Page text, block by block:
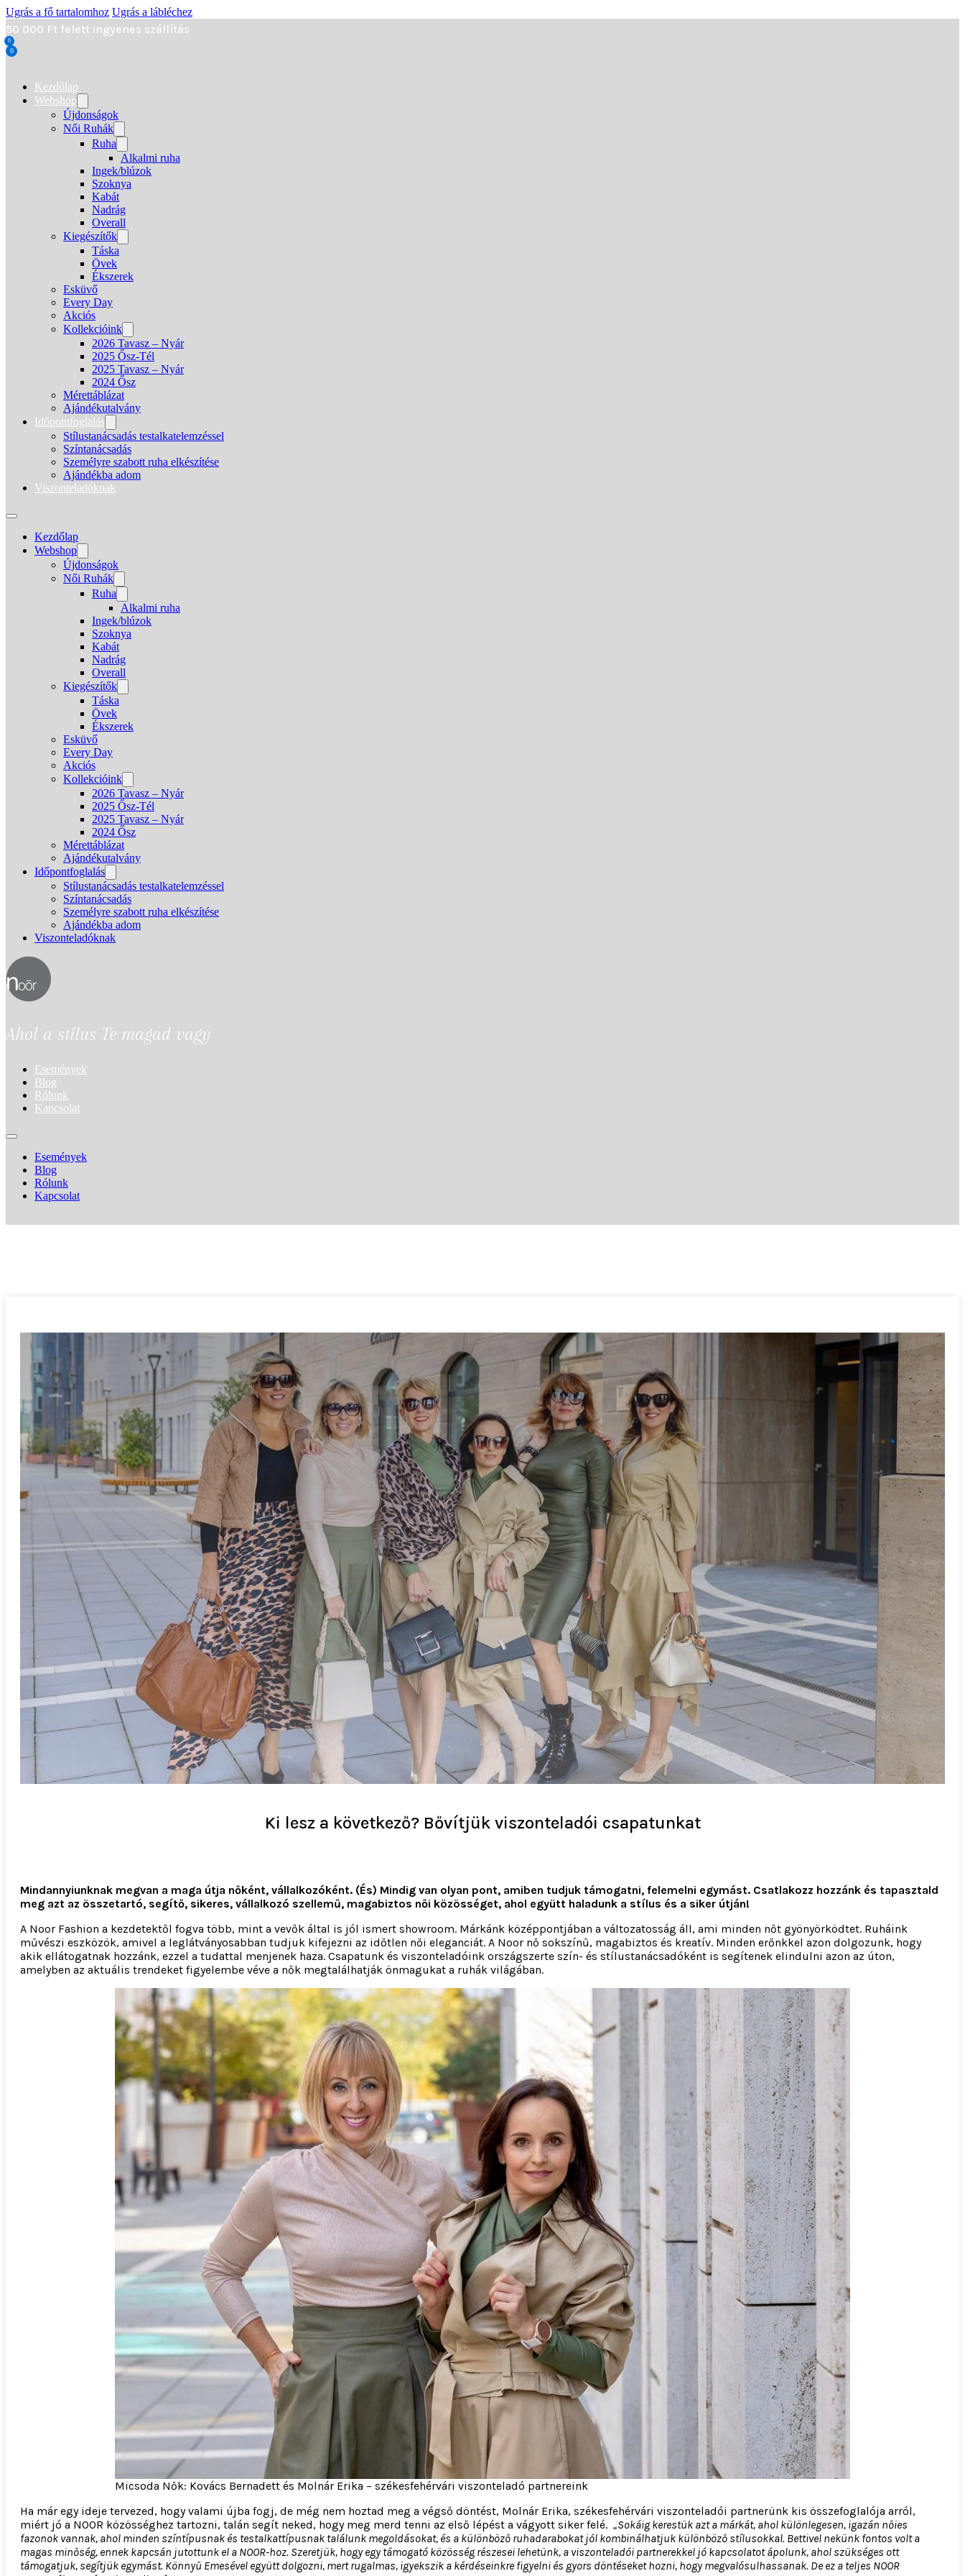
Ugrás a fő tartalomhoz Ugrás a lábléchez
50 000 Ft felett ingyenes szállítás
0
0
Kezdőlap
Webshop
Újdonságok
Női Ruhák
Ruha
Alkalmi ruha
Ingek/blúzok
Szoknya
Kabát
Nadrág
Overall
Kiegészítők
Táska
Övek
Ékszerek
Esküvő
Every Day
Akciós
Kollekcióink
2026 Tavasz – Nyár
2025 Ősz-Tél
2025 Tavasz – Nyár
2024 Ősz
Mérettáblázat
Ajándékutalvány
Időpontfoglalás
Stílustanácsadás testalkatelemzéssel
Színtanácsadás
Személyre szabott ruha elkészítése
Ajándékba adom
Viszonteladóknak
Kezdőlap
Webshop
Újdonságok
Női Ruhák
Ruha
Alkalmi ruha
Ingek/blúzok
Szoknya
Kabát
Nadrág
Overall
Kiegészítők
Táska
Övek
Ékszerek
Esküvő
Every Day
Akciós
Kollekcióink
2026 Tavasz – Nyár
2025 Ősz-Tél
2025 Tavasz – Nyár
2024 Ősz
Mérettáblázat
Ajándékutalvány
Időpontfoglalás
Stílustanácsadás testalkatelemzéssel
Színtanácsadás
Személyre szabott ruha elkészítése
Ajándékba adom
Viszonteladóknak
Ahol a stílus Te magad vagy
Események
Blog
Rólunk
Kapcsolat
Események
Blog
Rólunk
Kapcsolat
Ki lesz a következő? Bővítjük viszonteladói csapatunkat
Mindannyiunknak megvan a maga útja nőként, vállalkozóként. (És) Mindig van olyan pont, amiben tudjuk támogatni, felemelni egymást. Csatlakozz hozzánk és tapasztald
meg azt az összetartó, segítő, sikeres, vállalkozó szellemű, magabiztos női közösséget, ahol együtt haladunk a stílus és a siker útján!
A Noor Fashion a kezdetektől fogva több, mint a vevők által is jól ismert showroom. Márkánk középpontjában a változatosság áll, ami minden nőt gyönyörködtet. Ruháink
művészi eszközök, amivel a leglátványosabban tudjuk kifejezni az időtlen női eleganciát. A Noor nő sokszínű, magabiztos és kreatív. Minden erőnkkel azon dolgozunk, hogy
akik ellátogatnak hozzánk, ezzel a tudattal menjenek haza. Csapatunk és viszonteladóink országszerte szín- és stílustanácsadóként is segítenek elindulni azon az úton,
amelyben az aktuális trendeket figyelembe véve a nők megtalálhatják önmagukat a ruhák világában.
Micsoda Nők: Kovács Bernadett és Molnár Erika – székesfehérvári viszonteladó partnereink
Ha már egy ideje tervezed, hogy valami újba fogj, de még nem hoztad meg a végső döntést, Molnár Erika, székesfehérvári viszonteladói partnerünk kis összefoglalója arról,
miért jó a NOOR közösséghez tartozni, talán segít neked, hogy meg merd tenni az első lépést a vágyott siker felé. „Sokáig kerestük azt a márkát, ahol különlegesen, igazán nőies
fazonok vannak, ahol minden színtípusnak és testalkattípusnak találunk megoldásokat, és a különböző ruhadarabokat jól kombinálhatjuk különböző stílusokkal. Bettivel nekünk fontos volt a
magas minőség, ennek kapcsán jutottunk el a NOOR-hoz. Szeretjük, hogy egy támogató közösség részesei lehetünk, a viszonteladói partnerekkel jó kapcsolatot ápolunk, ahol szükséges ott
támogatjuk, segítjük egymást. Könnyű Emesével együtt dolgozni, mert rugalmas, igyekszik a kérdéseinkre figyelni és gyors döntéseket hozni, hogy megvalósulhassanak. De ez a teljes NOOR